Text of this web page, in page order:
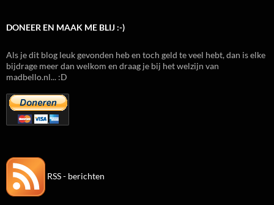
DONEER EN MAAK ME BLIJ :-)
Als je dit blog leuk gevonden heb en toch geld te veel hebt, dan is elke
bijdrage meer dan welkom en draag je bij het welzijn van
madbello.nl... :D
RSS - berichten